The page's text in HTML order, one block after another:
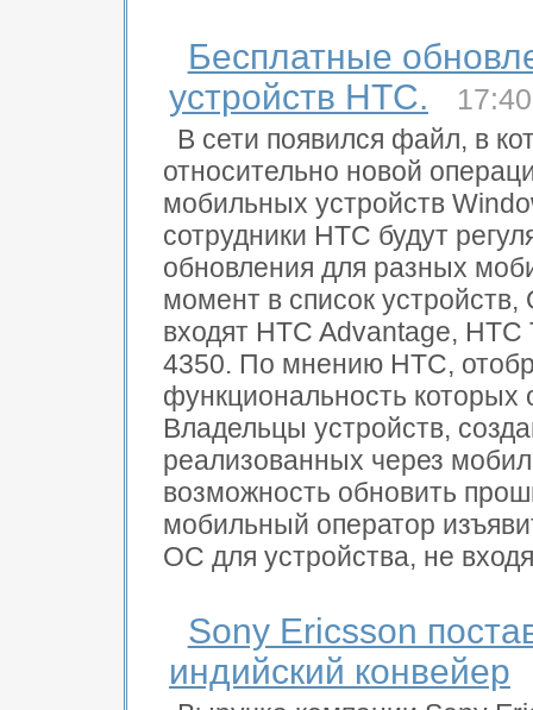
Бесплатные
устройств HTC.
В сети появился файл, в
относительно новой
мобильных устройств
сотрудники HTC будут
обновления для разных
момент в список
входят HTC Advantage,
4350. По мнению HTC,
функциональность
Владельцы устройств,
реализованных через
возможность обновить
мобильный оператор
ОС для устройства, не
Sony Ericsson
индийский конвейер